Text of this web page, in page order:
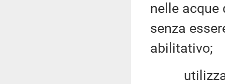
nelle acque
senza
abilitativo;
utilizzare